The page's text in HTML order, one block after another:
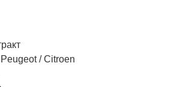
Peugeot / Citroen